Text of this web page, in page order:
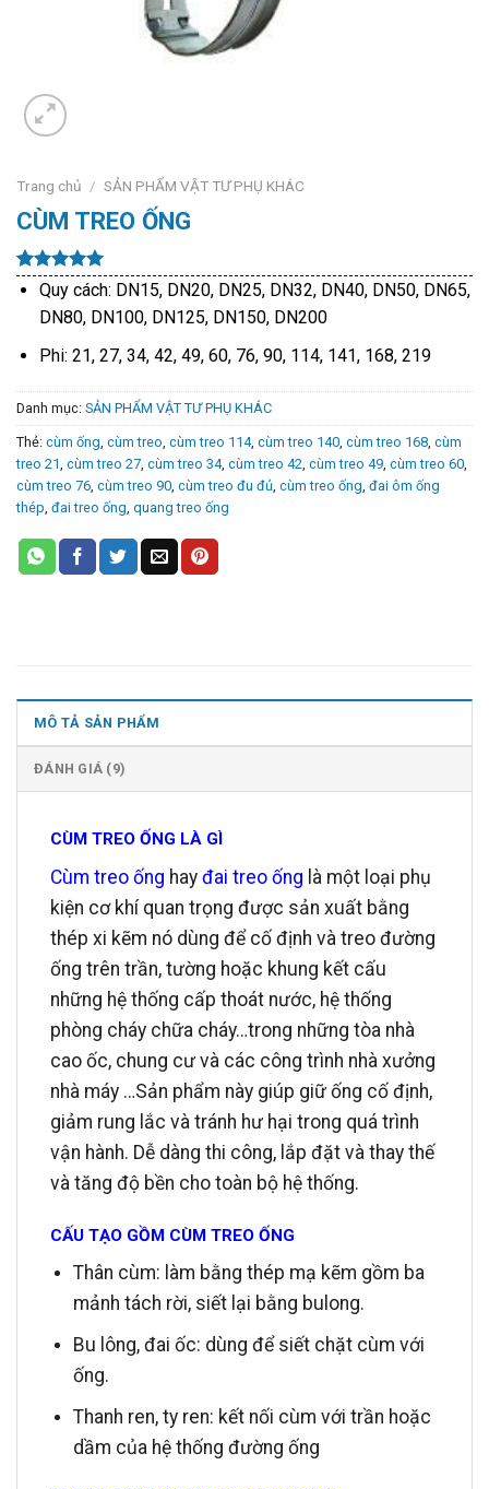
Trang chủ / SẢN PHẨM VẬT TƯ PHỤ KHÁC
CÙM TREO ỐNG
5.00trên 5
dựa trên
9
đánh giá
Quy cách: DN15, DN20, DN25, DN32, DN40, DN50, DN65,
DN80, DN100, DN125, DN150, DN200
Phi: 21, 27, 34, 42, 49, 60, 76, 90, 114, 141, 168, 219
Danh mục: SẢN PHẨM VẬT TƯ PHỤ KHÁC
Thẻ: cùm ống, cùm treo, cùm treo 114, cùm treo 140, cùm treo 168, cùm
treo 21, cùm treo 27, cùm treo 34, cùm treo 42, cùm treo 49, cùm treo 60,
cùm treo 76, cùm treo 90, cùm treo đu đủ, cùm treo ống, đai ôm ống
thép, đai treo ống, quang treo ống
MÔ TẢ SẢN PHẨM
ĐÁNH GIÁ (9)
CÙM TREO ỐNG LÀ GÌ
Cùm treo ống hay đai treo ống là một loại phụ
kiện cơ khí quan trọng được sản xuất bằng
thép xi kẽm nó dùng để cố định và treo đường
ống trên trần, tường hoặc khung kết cấu
những hệ thống cấp thoát nước, hệ thống
phòng cháy chữa cháy…trong những tòa nhà
cao ốc, chung cư và các công trình nhà xưởng
nhà máy …Sản phẩm này giúp giữ ống cố định,
giảm rung lắc và tránh hư hại trong quá trình
vận hành. Dễ dàng thi công, lắp đặt và thay thế
và tăng độ bền cho toàn bộ hệ thống.
CẤU TẠO GỒM CÙM TREO ỐNG
Thân cùm: làm bằng thép mạ kẽm gồm ba
mảnh tách rời, siết lại bằng bulong.
Bu lông, đai ốc: dùng để siết chặt cùm với
ống.
Thanh ren, ty ren: kết nối cùm với trần hoặc
dầm của hệ thống đường ống